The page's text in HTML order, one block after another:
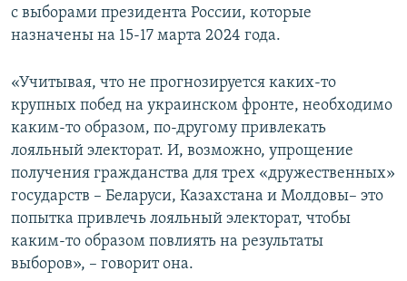
с выборами президента России, которые
назначены на 15-17 марта 2024 года.
«Учитывая, что не прогнозируется каких-то
крупных побед на украинском фронте, необходимо
каким-то образом, по-другому привлекать
лояльный электорат. И, возможно, упрощение
получения гражданства для трех «дружественных»
государств – Беларуси, Казахстана и Молдовы– это
попытка привлечь лояльный электорат, чтобы
каким-то образом повлиять на результаты
выборов», – говорит она.